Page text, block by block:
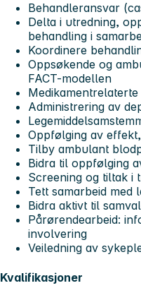
Behandleransvar
Delta i utredning,
behandling i
Koordinere
Oppsøkende og
FACT-modellen
Administrering av
Oppfølging av
Tilby ambulant
Bidra til oppfølging
Screening og tiltak i
Tett samarbeid med
Bidra aktivt til
Pårørendearbeid:
involvering
Veiledning av
Kvalifikasjoner